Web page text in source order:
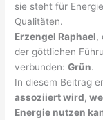
sie steht für
Qualitäten.
Erzengel Raphael,
der göttlichen
verbunden:Grün.
In diesem Beitrag
assoziiert wird,
Energie nutzen